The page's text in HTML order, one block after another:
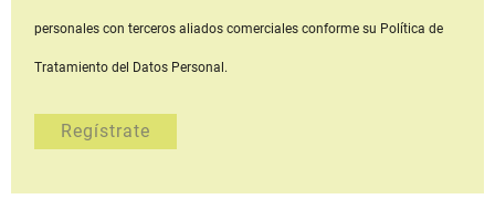
personales con terceros aliados comerciales conforme su Política de
Tratamiento del Datos Personal.